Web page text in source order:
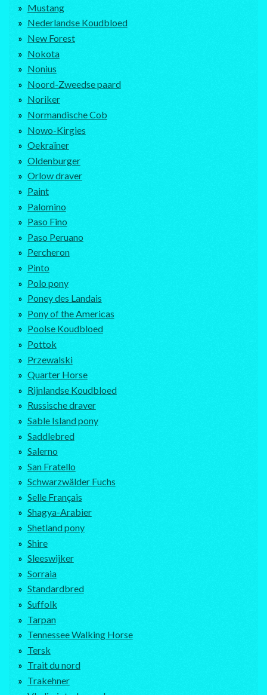
Mustang
Nederlandse Koudbloed
New Forest
Nokota
Nonius
Noord-Zweedse paard
Noriker
Normandische Cob
Nowo-Kirgies
Oekraïner
Oldenburger
Orlow draver
Paint
Palomino
Paso Fino
Paso Peruano
Percheron
Pinto
Polo pony
Poney des Landais
Pony of the Americas
Poolse Koudbloed
Pottok
Przewalski
Quarter Horse
Rijnlandse Koudbloed
Russische draver
Sable Island pony
Saddlebred
Salerno
San Fratello
Schwarzwälder Fuchs
Selle Français
Shagya-Arabier
Shetland pony
Shire
Sleeswijker
Sorraia
Standardbred
Suffolk
Tarpan
Tennessee Walking Horse
Tersk
Trait du nord
Trakehner